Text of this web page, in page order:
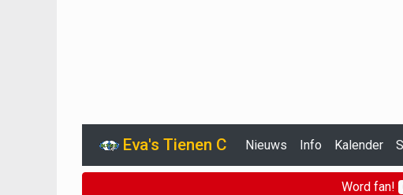
Eva's Tienen C Nieuws Info Kalender
Word fan!